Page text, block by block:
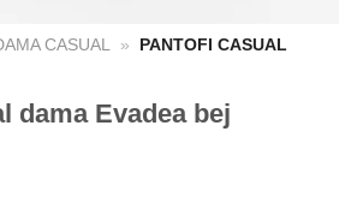
CASUAL »
PANTOFI CASUAL
dama Evadea bej